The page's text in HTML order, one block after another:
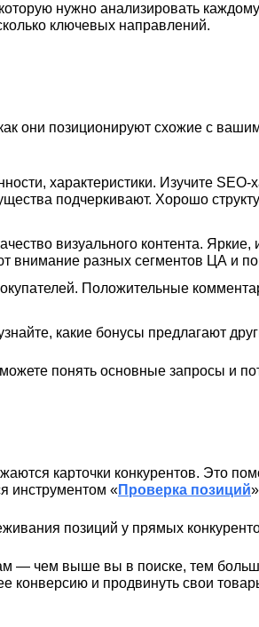
нужно анализировать
ключевых направлений.
они позиционируют схожие с
характеристики. Изучите SEO-
подчеркивают. Хорошо
визуального контента.
внимание разных сегментов ЦА и
Положительные
какие бонусы предлагают
понять основные запросы и
карточки конкурентов. Это
инструментом «Проверка позиций
позиций у прямых
— чем выше вы в поиске, тем
конверсию и продвинуть свои